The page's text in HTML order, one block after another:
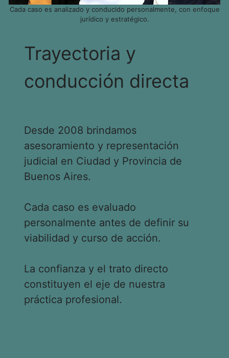
Cada caso es analizado y conducido personalmente, con enfoque
jurídico y estratégico.
Trayectoria y
conducción directa
Desde 2008 brindamos
asesoramiento y representación
judicial en Ciudad y Provincia de
Buenos Aires.
Cada caso es evaluado
personalmente antes de definir su
viabilidad y curso de acción.
La confianza y el trato directo
constituyen el eje de nuestra
práctica profesional.